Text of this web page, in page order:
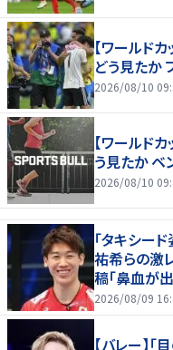
【ワールド
どう見たか
2026/08/10
【ワールド
う見たか ベ
2026/08/10
「タキシー
祐希らの激
稿「鼻血が
好いい」
2026/08/09
【バレー】